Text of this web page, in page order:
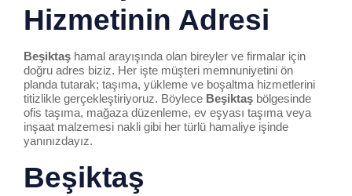
Hizmetinin Adresi
Beşiktaş hamal arayışında olan bireyler ve firmalar için
doğru adres biziz. Her işte müşteri memnuniyetini ön
planda tutarak; taşıma, yükleme ve boşaltma hizmetlerini
titizlikle gerçekleştiriyoruz. Böylece Beşiktaş bölgesinde
ofis taşıma, mağaza düzenleme, ev eşyası taşıma veya
inşaat malzemesi nakli gibi her türlü hamaliye işinde
yanınızdayız.
Beşiktaş